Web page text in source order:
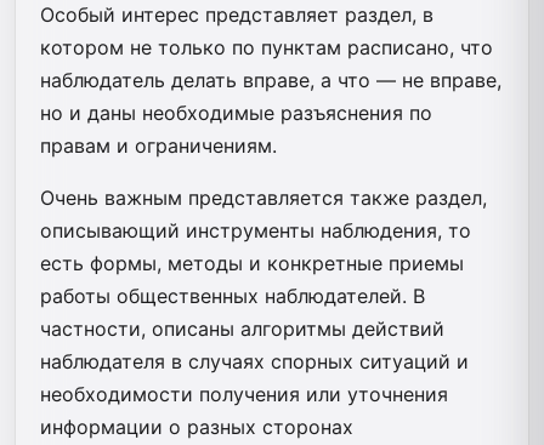
Особый интерес представляет раздел, в
котором не только по пунктам расписано, что
наблюдатель делать вправе, а что — не вправе,
но и даны необходимые разъяснения по
правам и ограничениям.
Очень важным представляется также раздел,
описывающий инструменты наблюдения, то
есть формы, методы и конкретные приемы
работы общественных наблюдателей. В
частности, описаны алгоритмы действий
наблюдателя в случаях спорных ситуаций и
необходимости получения или уточнения
информации о разных сторонах